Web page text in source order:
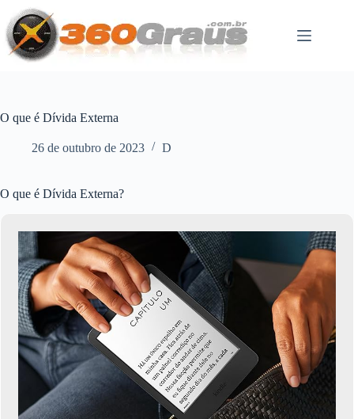
para
conteúdo
O que é Dívida Externa
26 de outubro de 2023 D
O que é Dívida Externa?